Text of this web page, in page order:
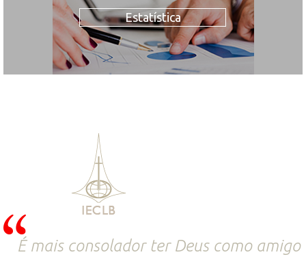
Estatística
É mais consolador ter Deus como amigo